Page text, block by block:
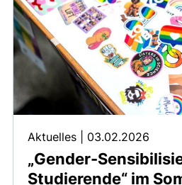
„Gender-
Studierende“ im
Aktuelles 03.02.2026